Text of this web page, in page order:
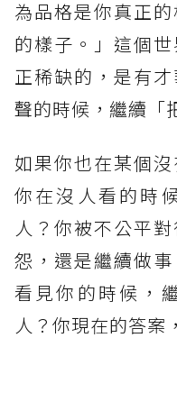
為品格是你真正
的樣子。」這個
正稀缺的，是有
聲的時候，繼續「
如果你也在某個
你在沒人看的時
人？你被不公平
怨，還是繼續做
看見你的時候，
人？你現在的答案